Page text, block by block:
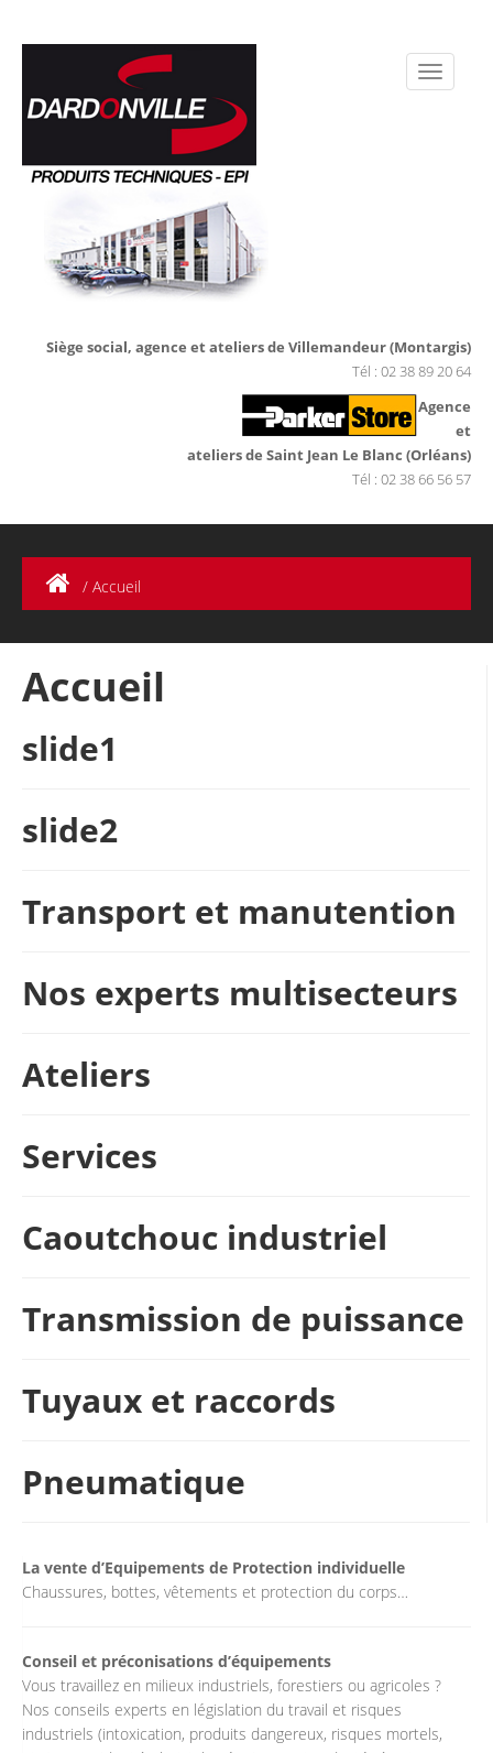
Siège social, agence et ateliers de Villemandeur (Montargis)
Tél : 02 38 89 20 64
Agence
et
ateliers de Saint Jean Le Blanc (Orléans)
Tél : 02 38 66 56 57
/ Accueil
Accueil
slide1
slide2
Transport et manutention
Nos experts multisecteurs
Ateliers
Services
Caoutchouc industriel
Transmission de puissance
Tuyaux et raccords
Pneumatique
La vente d’Equipements de Protection individuelle
Chaussures, bottes, vêtements et protection du corps…
Conseil et préconisations d’équipements
Vous travaillez en milieux industriels, forestiers ou agricoles ?
Nos conseils experts en législation du travail et risques
industriels (intoxication, produits dangereux, risques mortels,